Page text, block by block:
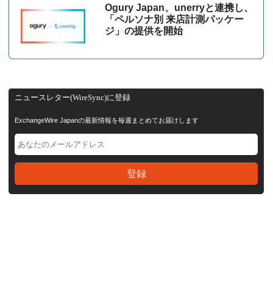
Ogury Japan、unerryと連携し、
「ペルソナ別 来店計測パッケー
ジ」の提供を開始
ニュースレター(WireSync)に登録
ExchangeWire Japanの最新情報を毎週まとめてお届けします